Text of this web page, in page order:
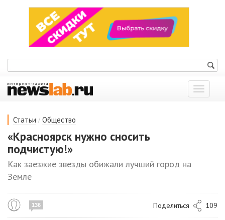
Показать
меню
Статьи / Общество
«Красноярск нужно сносить
подчистую!»
Как заезжие звезды обижали лучший город на
Земле
136 Поделиться 109